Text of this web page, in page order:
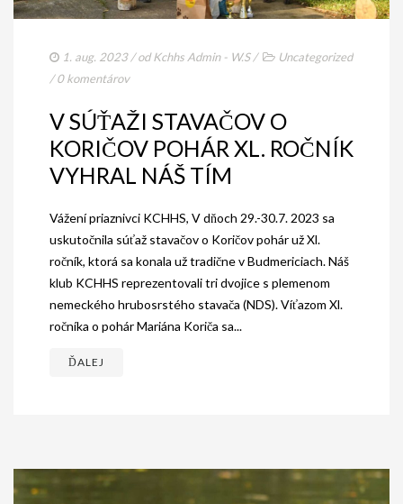
1. aug. 2023/ odKchhs Admin - W.S/
Uncategorized
/0 komentárov
V SÚŤAŽI STAVAČOV O
KORIČOV POHÁR XL. ROČNÍK
VYHRAL NÁŠ TÍM
Vážení priaznivci KCHHS, V dňoch 29.-30.7. 2023 sa
uskutočnila súťaž stavačov o Koričov pohár už Xl.
ročník, ktorá sa konala už tradične v Budmericiach. Náš
klub KCHHS reprezentovali tri dvojice s plemenom
nemeckého hrubosrstého stavača (NDS). Víťazom Xl.
ročníka o pohár Mariána Koriča sa...
ĎALEJ